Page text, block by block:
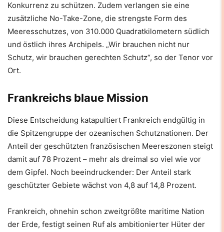
Konkurrenz zu schützen. Zudem verlangen sie eine
zusätzliche No-Take-Zone, die strengste Form des
Meeresschutzes, von 310.000 Quadratkilometern südlich
und östlich ihres Archipels. „Wir brauchen nicht nur
Schutz, wir brauchen gerechten Schutz“, so der Tenor vor
Ort.
Frankreichs blaue Mission
Diese Entscheidung katapultiert Frankreich endgültig in
die Spitzengruppe der ozeanischen Schutznationen. Der
Anteil der geschützten französischen Meereszonen steigt
damit auf 78 Prozent – mehr als dreimal so viel wie vor
dem Gipfel. Noch beeindruckender: Der Anteil stark
geschützter Gebiete wächst von 4,8 auf 14,8 Prozent.
Frankreich, ohnehin schon zweitgrößte maritime Nation
der Erde, festigt seinen Ruf als ambitionierter Hüter der